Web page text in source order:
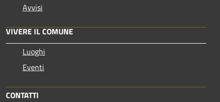
Avvisi
VIVERE IL COMUNE
Luoghi
Eventi
CONTATTI